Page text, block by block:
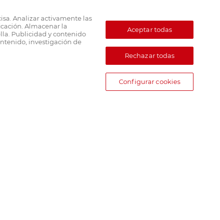
Analizar activamente las
Almacenar la
Publicidad y contenido
investigación de
Aceptar todas
Rechazar todas
Configurar cookies